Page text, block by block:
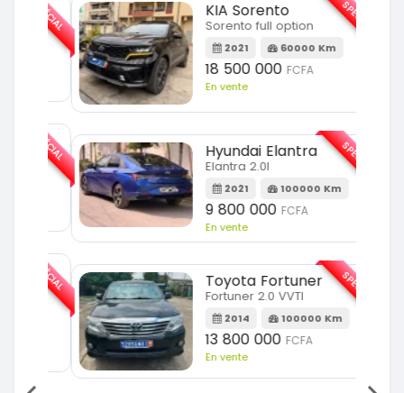
KIA Sorento
Sorento full option
2021 60000 Km
18 500 000FCFA
En vente
SPÉCIAL
Hyundai Elantra
Elantra 2.0l
2021 100000 Km
9 800 000FCFA
En vente
SPÉCIAL
Toyota Fortuner
Fortuner 2.0 VVTI
2014 100000 Km
13 800 000FCFA
En vente
SPÉCIAL